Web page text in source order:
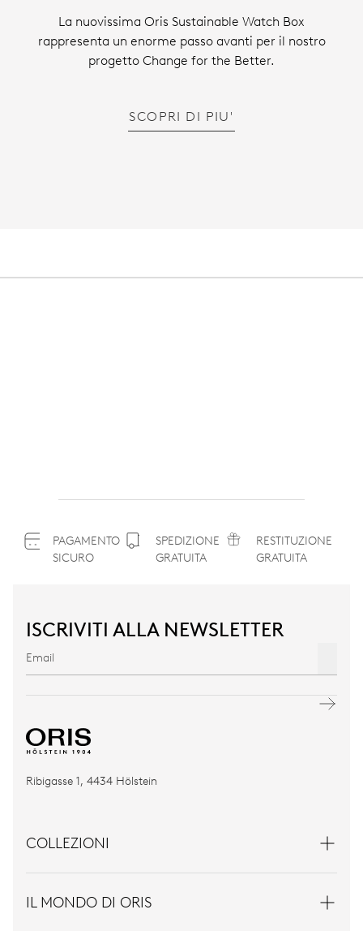
La nuovissima Oris Sustainable Watch Box
rappresenta un enorme passo avanti per il nostro
progetto Change for the Better.
SCOPRI DI PIU'
PAGAMENTO
SICURO
SPEDIZIONE
GRATUITA
RESTITUZIONE
GRATUITA
ISCRIVITI ALLA NEWSLETTER
Ribigasse 1, 4434 Hölstein
COLLEZIONI
IL MONDO DI ORIS